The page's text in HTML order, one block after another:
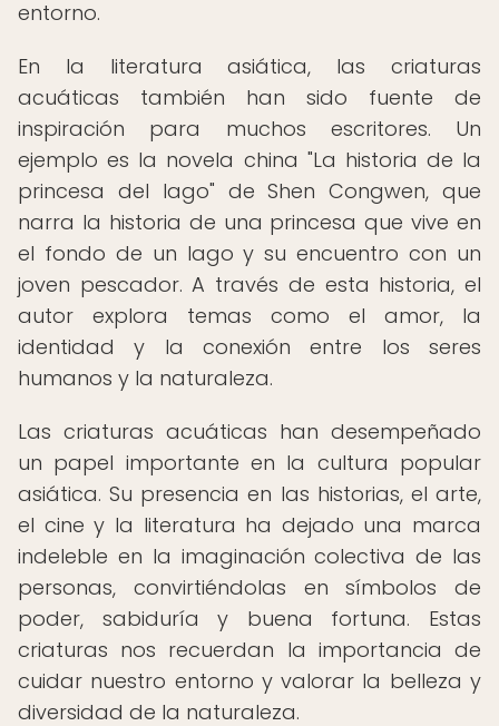
entorno.
En la literatura asiática, las criaturas
acuáticas también han sido fuente de
inspiración para muchos escritores. Un
ejemplo es la novela china "La historia de la
princesa del lago" de Shen Congwen, que
narra la historia de una princesa que vive en
el fondo de un lago y su encuentro con un
joven pescador. A través de esta historia, el
autor explora temas como el amor, la
identidad y la conexión entre los seres
humanos y la naturaleza.
Las criaturas acuáticas han desempeñado
un papel importante en la cultura popular
asiática. Su presencia en las historias, el arte,
el cine y la literatura ha dejado una marca
indeleble en la imaginación colectiva de las
personas, convirtiéndolas en símbolos de
poder, sabiduría y buena fortuna. Estas
criaturas nos recuerdan la importancia de
cuidar nuestro entorno y valorar la belleza y
diversidad de la naturaleza.